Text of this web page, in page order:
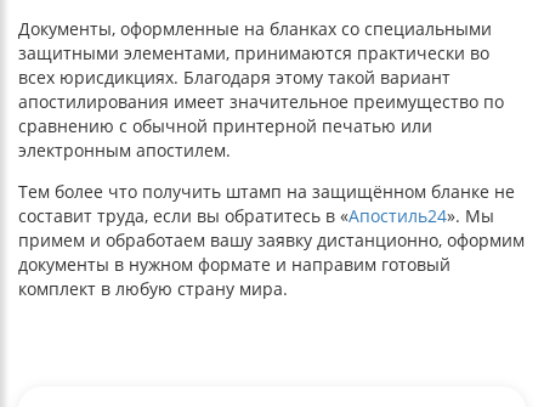
Документы, оформленные на бланках со специальными
защитными элементами, принимаются практически во
всех юрисдикциях. Благодаря этому такой вариант
апостилирования имеет значительное преимущество по
сравнению с обычной принтерной печатью или
электронным апостилем.
Тем более что получить штамп на защищённом бланке не
составит труда, если вы обратитесь в «Апостиль24». Мы
примем и обработаем вашу заявку дистанционно, оформим
документы в нужном формате и направим готовый
комплект в любую страну мира.